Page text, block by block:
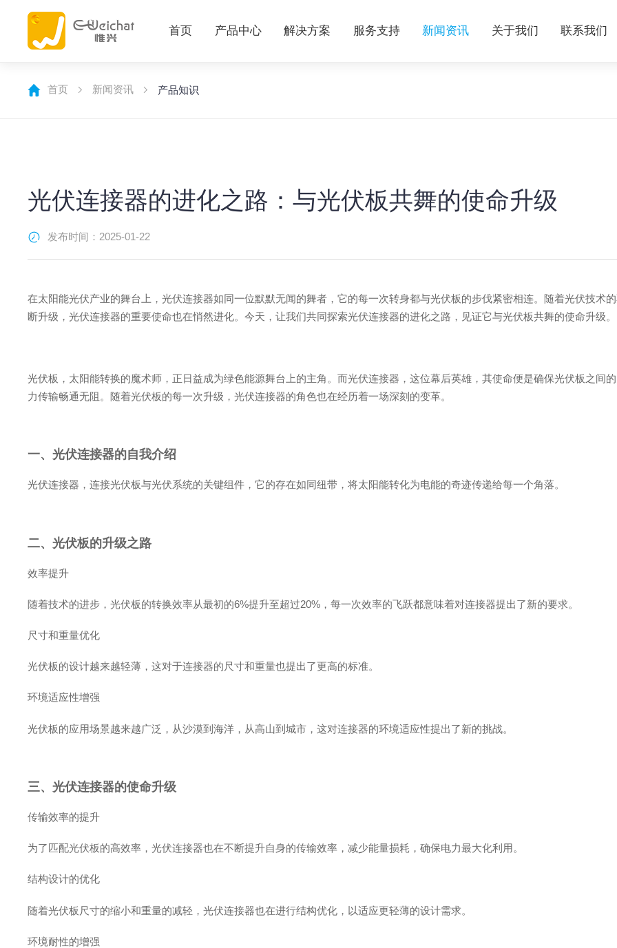
首页 产品中心 解决方案 服务支持 新闻资讯 关于我们 联系我们
首页 新闻资讯 产品知识
光伏连接器的进化之路：与光伏板共舞的使命升级
发布时间：2025-01-22
在太阳能光伏产业的舞台上，光伏连接器如同一位默默无闻的舞者，它的每一次转身都与光伏板的步伐紧密相连。随着光伏技术
断升级，光伏连接器的重要使命也在悄然进化。今天，让我们共同探索光伏连接器的进化之路，见证它与光伏板共舞的使命升级。
光伏板，太阳能转换的魔术师，正日益成为绿色能源舞台上的主角。而光伏连接器，这位幕后英雄，其使命便是确保光伏板之间
力传输畅通无阻。随着光伏板的每一次升级，光伏连接器的角色也在经历着一场深刻的变革。
一、光伏连接器的自我介绍
光伏连接器，连接光伏板与光伏系统的关键组件，它的存在如同纽带，将太阳能转化为电能的奇迹传递给每一个角落。
二、光伏板的升级之路
效率提升
随着技术的进步，光伏板的转换效率从最初的6%提升至超过20%，每一次效率的飞跃都意味着对连接器提出了新的要求。
尺寸和重量优化
光伏板的设计越来越轻薄，这对于连接器的尺寸和重量也提出了更高的标准。
环境适应性增强
光伏板的应用场景越来越广泛，从沙漠到海洋，从高山到城市，这对连接器的环境适应性提出了新的挑战。
三、光伏连接器的使命升级
传输效率的提升
为了匹配光伏板的高效率，光伏连接器也在不断提升自身的传输效率，减少能量损耗，确保电力最大化利用。
结构设计的优化
随着光伏板尺寸的缩小和重量的减轻，光伏连接器也在进行结构优化，以适应更轻薄的设计需求。
环境耐性的增强